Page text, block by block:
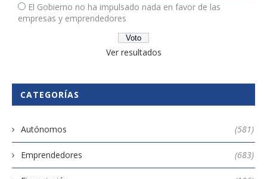
El Gobierno no ha impulsado nada en favor de las
empresas y emprendedores
Ver resultados
CATEGORÍAS
Autónomos (581)
Emprendedores (683)